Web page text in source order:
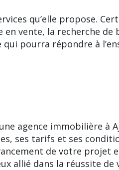
qu’elle propose.
vente, la recherche de
pourra répondre à
agence immobilière à
ses tarifs et ses
de votre projet
allié dans la réussite